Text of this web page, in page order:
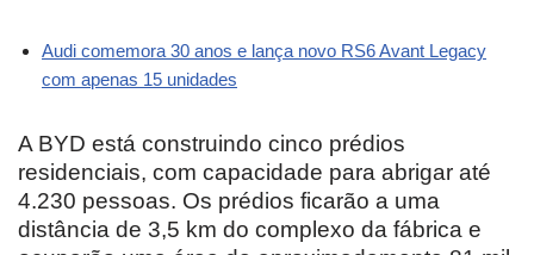
Audi comemora 30 anos e lança novo RS6 Avant Legacy
com apenas 15 unidades
A BYD está construindo cinco prédios
residenciais, com capacidade para abrigar até
4.230 pessoas. Os prédios ficarão a uma
distância de 3,5 km do complexo da fábrica e